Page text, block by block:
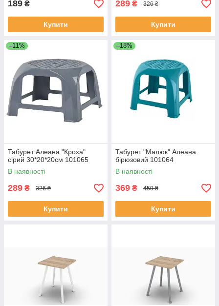
189 ₴
Купити
289 ₴ 326 ₴
Купити
–11%
Табурет Алеана "Кроха"
сірий 30*20*20см 101065
В наявності
289 ₴ 326 ₴
Купити
–18%
Табурет "Малюк" Алеана
бірюзовий 101064
В наявності
369 ₴ 450 ₴
Купити